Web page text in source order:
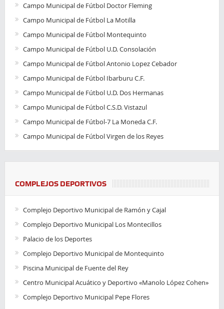
Campo Municipal de Fútbol Doctor Fleming
Campo Municipal de Fútbol La Motilla
Campo Municipal de Fútbol Montequinto
Campo Municipal de Fútbol U.D. Consolación
Campo Municipal de Fútbol Antonio Lopez Cebador
Campo Municipal de Fútbol Ibarburu C.F.
Campo Municipal de Fútbol U.D. Dos Hermanas
Campo Municipal de Fútbol C.S.D. Vistazul
Campo Municipal de Fútbol-7 La Moneda C.F.
Campo Municipal de Fútbol Virgen de los Reyes
COMPLEJOS DEPORTIVOS
Complejo Deportivo Municipal de Ramón y Cajal
Complejo Deportivo Municipal Los Montecillos
Palacio de los Deportes
Complejo Deportivo Municipal de Montequinto
Piscina Municipal de Fuente del Rey
Centro Municipal Acuático y Deportivo «Manolo López Cohen»
Complejo Deportivo Municipal Pepe Flores